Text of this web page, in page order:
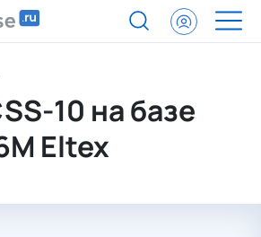
АТС ECSS-10 на базе SMG-1016M Eltex
10 на базе
Eltex